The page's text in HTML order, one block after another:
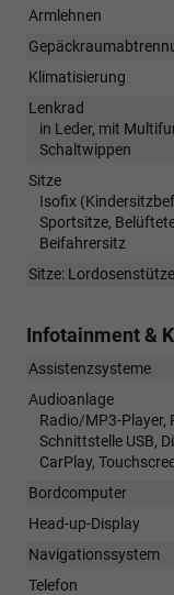
Armlehnen
Klimatisierung
Lenkrad
in Leder, mit
Schaltwippen
Sitze
Isofix
Sportsitze,
Beifahrersitz
Sitze: Lordosenstütze
Infotainment &
Assistenzsysteme
Audioanlage
Radio/MP3-Player,
Schnittstelle USB,
CarPlay,
Bordcomputer
Head-up-Display
Navigationssystem
Telefon